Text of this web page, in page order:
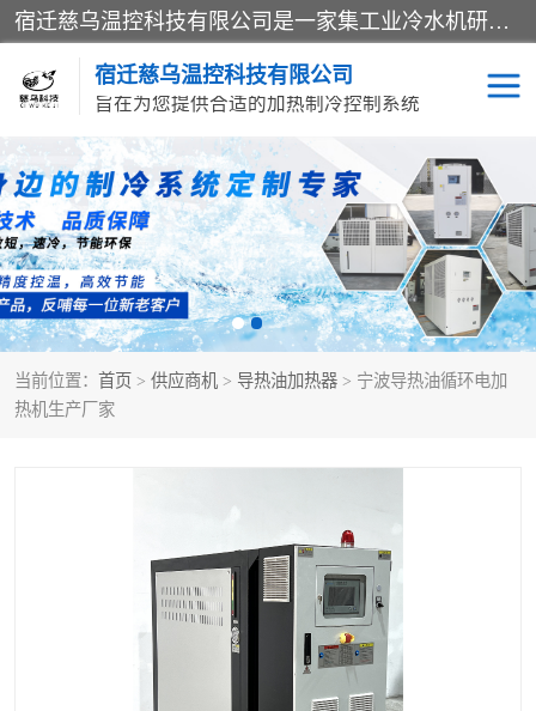
宿迁慈乌温控科技有限公司是一家集工业冷水机研发、制造、营销、服务于一体的技术生产型企业，经营范围包括：冷水机、螺杆式冷水机组、工业冷水机、水冷式冷水机、风冷式冷水机组、风冷螺杆式冷冻机组、冷冻机、注塑专用冷水机、混泥土专用冷水机、低温防爆冷水机组等。专业温控设备供应商 模温机/冷水机/导热油炉定制服务等
宿迁慈乌温控科技有限公司
旨在为您提供合适的加热制冷控制系统
当前位置： 首页 > 供应商机 > 导热油加热器 > 宁波导热油循环电加
热机生产厂家
冷水机 模温机
导热油加热器